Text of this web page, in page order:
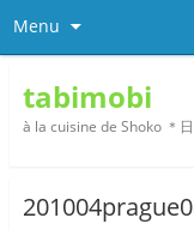
Menu
tabimobi
à la cuisine de Shoko ＊